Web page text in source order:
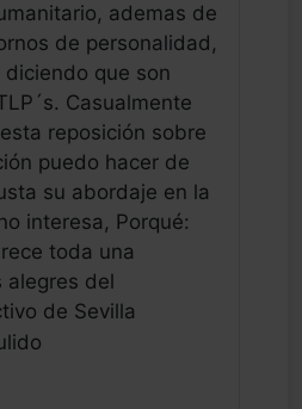
ademas de
de personalidad,
que son
Casualmente
reposición sobre
puedo hacer de
su abordaje en la
interesa, Porqué:
toda una
alegres del
de Sevilla